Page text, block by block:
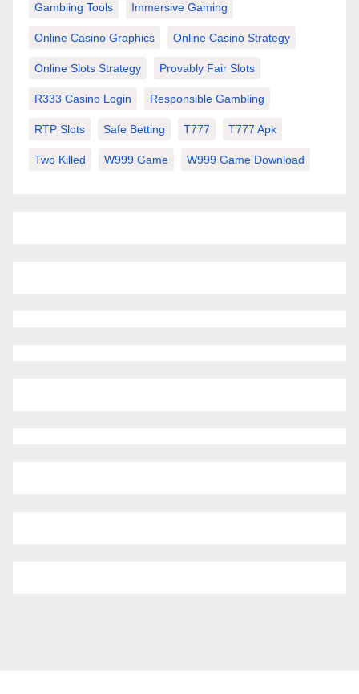
Gambling Tools Immersive Gaming
Online Casino Graphics Online Casino Strategy
Online Slots Strategy Provably Fair Slots
R333 Casino Login Responsible Gambling
RTP Slots Safe Betting T777 T777 Apk
Two Killed W999 Game W999 Game Download